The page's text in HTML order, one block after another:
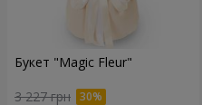
Букет "Magic Fleur"
3 227 грн